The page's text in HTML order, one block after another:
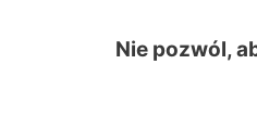
Nie pozwól,